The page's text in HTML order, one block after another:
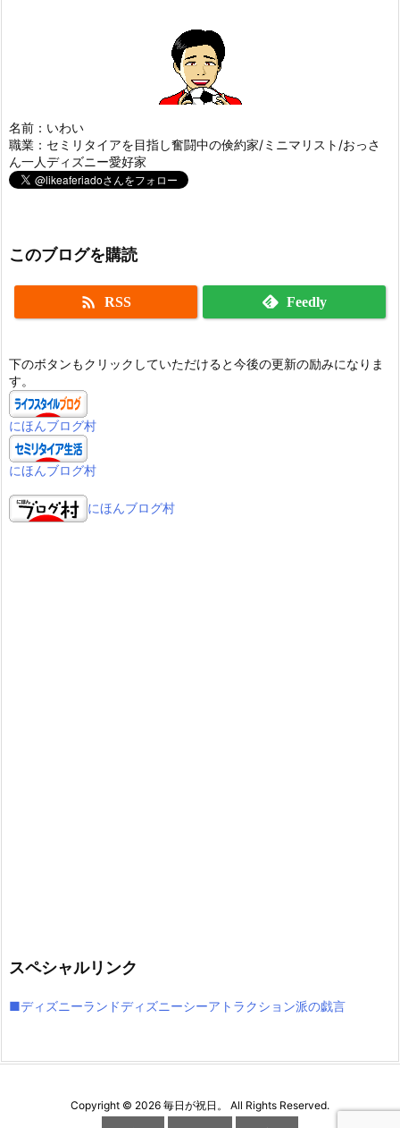
名前：いわい
職業：セミリタイアを目指し奮闘中の倹約家/ミニマリスト/おっさ
ん一人ディズニー愛好家
このブログを購読
 RSS Feedly
下のボタンもクリックしていただけると今後の更新の励みになりま
す。
にほんブログ村
にほんブログ村
にほんブログ村
スペシャルリンク
■ディズニーランドディズニーシーアトラクション派の戯言
Copyright © 2026 毎日が祝日。 All Rights Reserved.